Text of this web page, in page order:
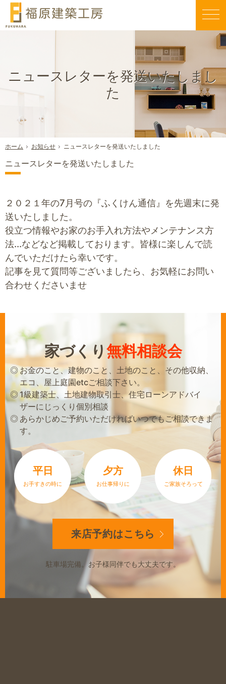
ニュースレターを発送いたしまし
た
親切丁寧な仕事が評判です。毎日早く帰りたくなる家づくりを行う当社にお任せください。
新築一戸建て・工務店・屋上庭園（大阪八尾市）なら福原建築工房のエコスハウス
ホーム お知らせ ニュースレターを発送いたしました
ニュースレターを発送いたしました
２０２１年の7月号の『ふくけん通信』を先週末に発
送いたしました。
役立つ情報やお家のお手入れ方法やメンテナンス方
法...などなど掲載しております。皆様に楽しんで読
んでいただけたら幸いです。
記事を見て質問等ございましたら、お気軽にお問い
合わせくださいませ
家づくり無料相談会
お金のこと、建物のこと、土地のこと、その他収納、
エコ、屋上庭園etcご相談下さい。
1級建築士、土地建物取引士、住宅ローンアドバイ
ザーにじっくり個別相談
あらかじめご予約いただければいつでもご相談できま
す。
平日
お手すきの時に
夕方
お仕事帰りに
休日
ご家族そろって
来店予約はこちら
駐車場完備。お子様同伴でも大丈夫です。